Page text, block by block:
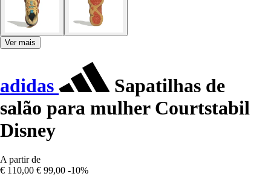
Ver mais
adidas
Sapatilhas de
salão para mulher Courtstabil
Disney
A partir de
€ 110,00 € 99,00 -10%